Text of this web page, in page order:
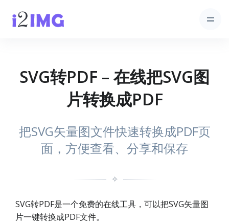
SVG转PDF – 在线把SVG图
片转换成PDF
把SVG矢量图文件快速转换成PDF页
面，方便查看、分享和保存
✧
SVG转PDF是一个免费的在线工具，可以把SVG矢量图
片一键转换成PDF文件。